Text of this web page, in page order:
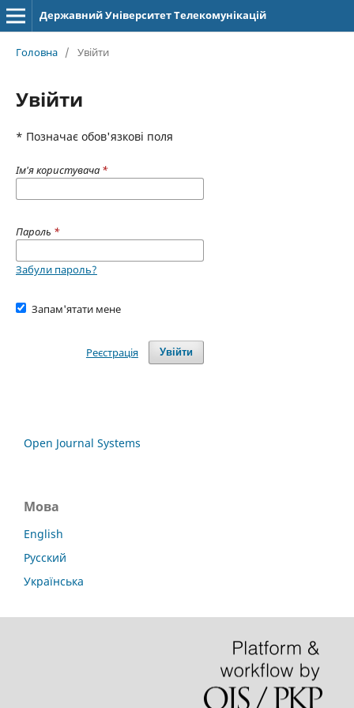
Державний Університет Телекомунікацій
Головна / Увійти
Увійти
* Позначає обов'язкові поля
Ім'я користувача *
Пароль *
Забули пароль?
Запам'ятати мене
Увійти
Реєстрація
Open Journal Systems
Мова
English
Русский
Українська